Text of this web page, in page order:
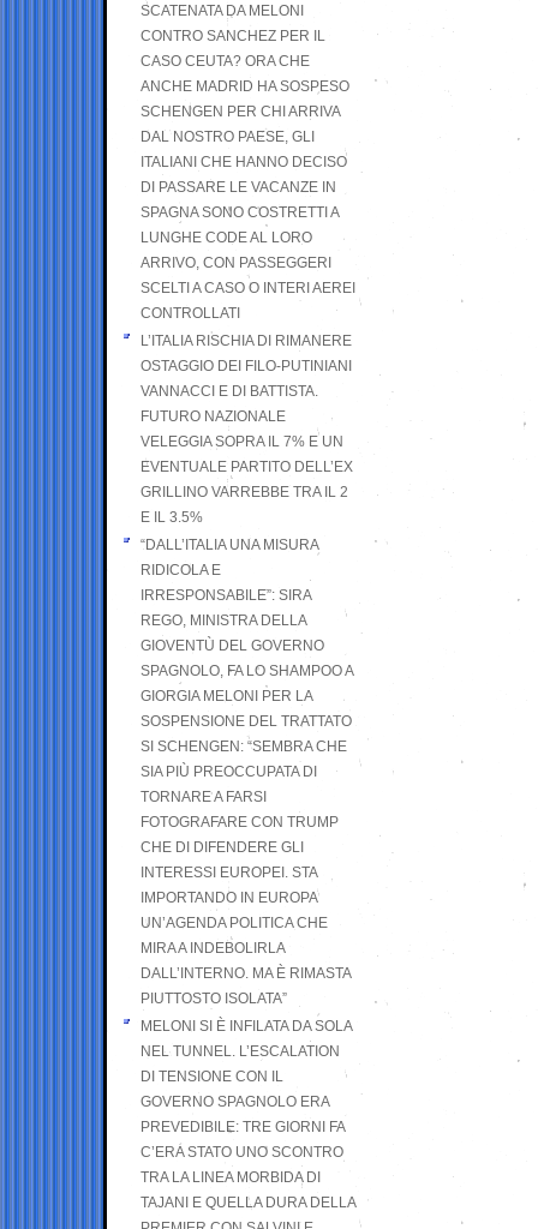
SCATENATA DA MELONI
CONTRO SANCHEZ PER IL
CASO CEUTA? ORA CHE
ANCHE MADRID HA SOSPESO
SCHENGEN PER CHI ARRIVA
DAL NOSTRO PAESE, GLI
ITALIANI CHE HANNO DECISO
DI PASSARE LE VACANZE IN
SPAGNA SONO COSTRETTI A
LUNGHE CODE AL LORO
ARRIVO, CON PASSEGGERI
SCELTI A CASO O INTERI AEREI
CONTROLLATI
L’ITALIA RISCHIA DI RIMANERE
OSTAGGIO DEI FILO-PUTINIANI
VANNACCI E DI BATTISTA.
FUTURO NAZIONALE
VELEGGIA SOPRA IL 7% E UN
EVENTUALE PARTITO DELL’EX
GRILLINO VARREBBE TRA IL 2
E IL 3.5%
“DALL’ITALIA UNA MISURA
RIDICOLA E
IRRESPONSABILE”: SIRA
REGO, MINISTRA DELLA
GIOVENTÙ DEL GOVERNO
SPAGNOLO, FA LO SHAMPOO A
GIORGIA MELONI PER LA
SOSPENSIONE DEL TRATTATO
SI SCHENGEN: “SEMBRA CHE
SIA PIÙ PREOCCUPATA DI
TORNARE A FARSI
FOTOGRAFARE CON TRUMP
CHE DI DIFENDERE GLI
INTERESSI EUROPEI. STA
IMPORTANDO IN EUROPA
UN’AGENDA POLITICA CHE
MIRA A INDEBOLIRLA
DALL’INTERNO. MA È RIMASTA
PIUTTOSTO ISOLATA”
MELONI SI È INFILATA DA SOLA
NEL TUNNEL. L’ESCALATION
DI TENSIONE CON IL
GOVERNO SPAGNOLO ERA
PREVEDIBILE: TRE GIORNI FA
C’ERA STATO UNO SCONTRO
TRA LA LINEA MORBIDA DI
TAJANI E QUELLA DURA DELLA